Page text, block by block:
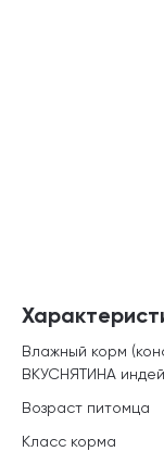
Влажный корм
ВКУСНЯТИНА
Возраст питомца
Класс корма